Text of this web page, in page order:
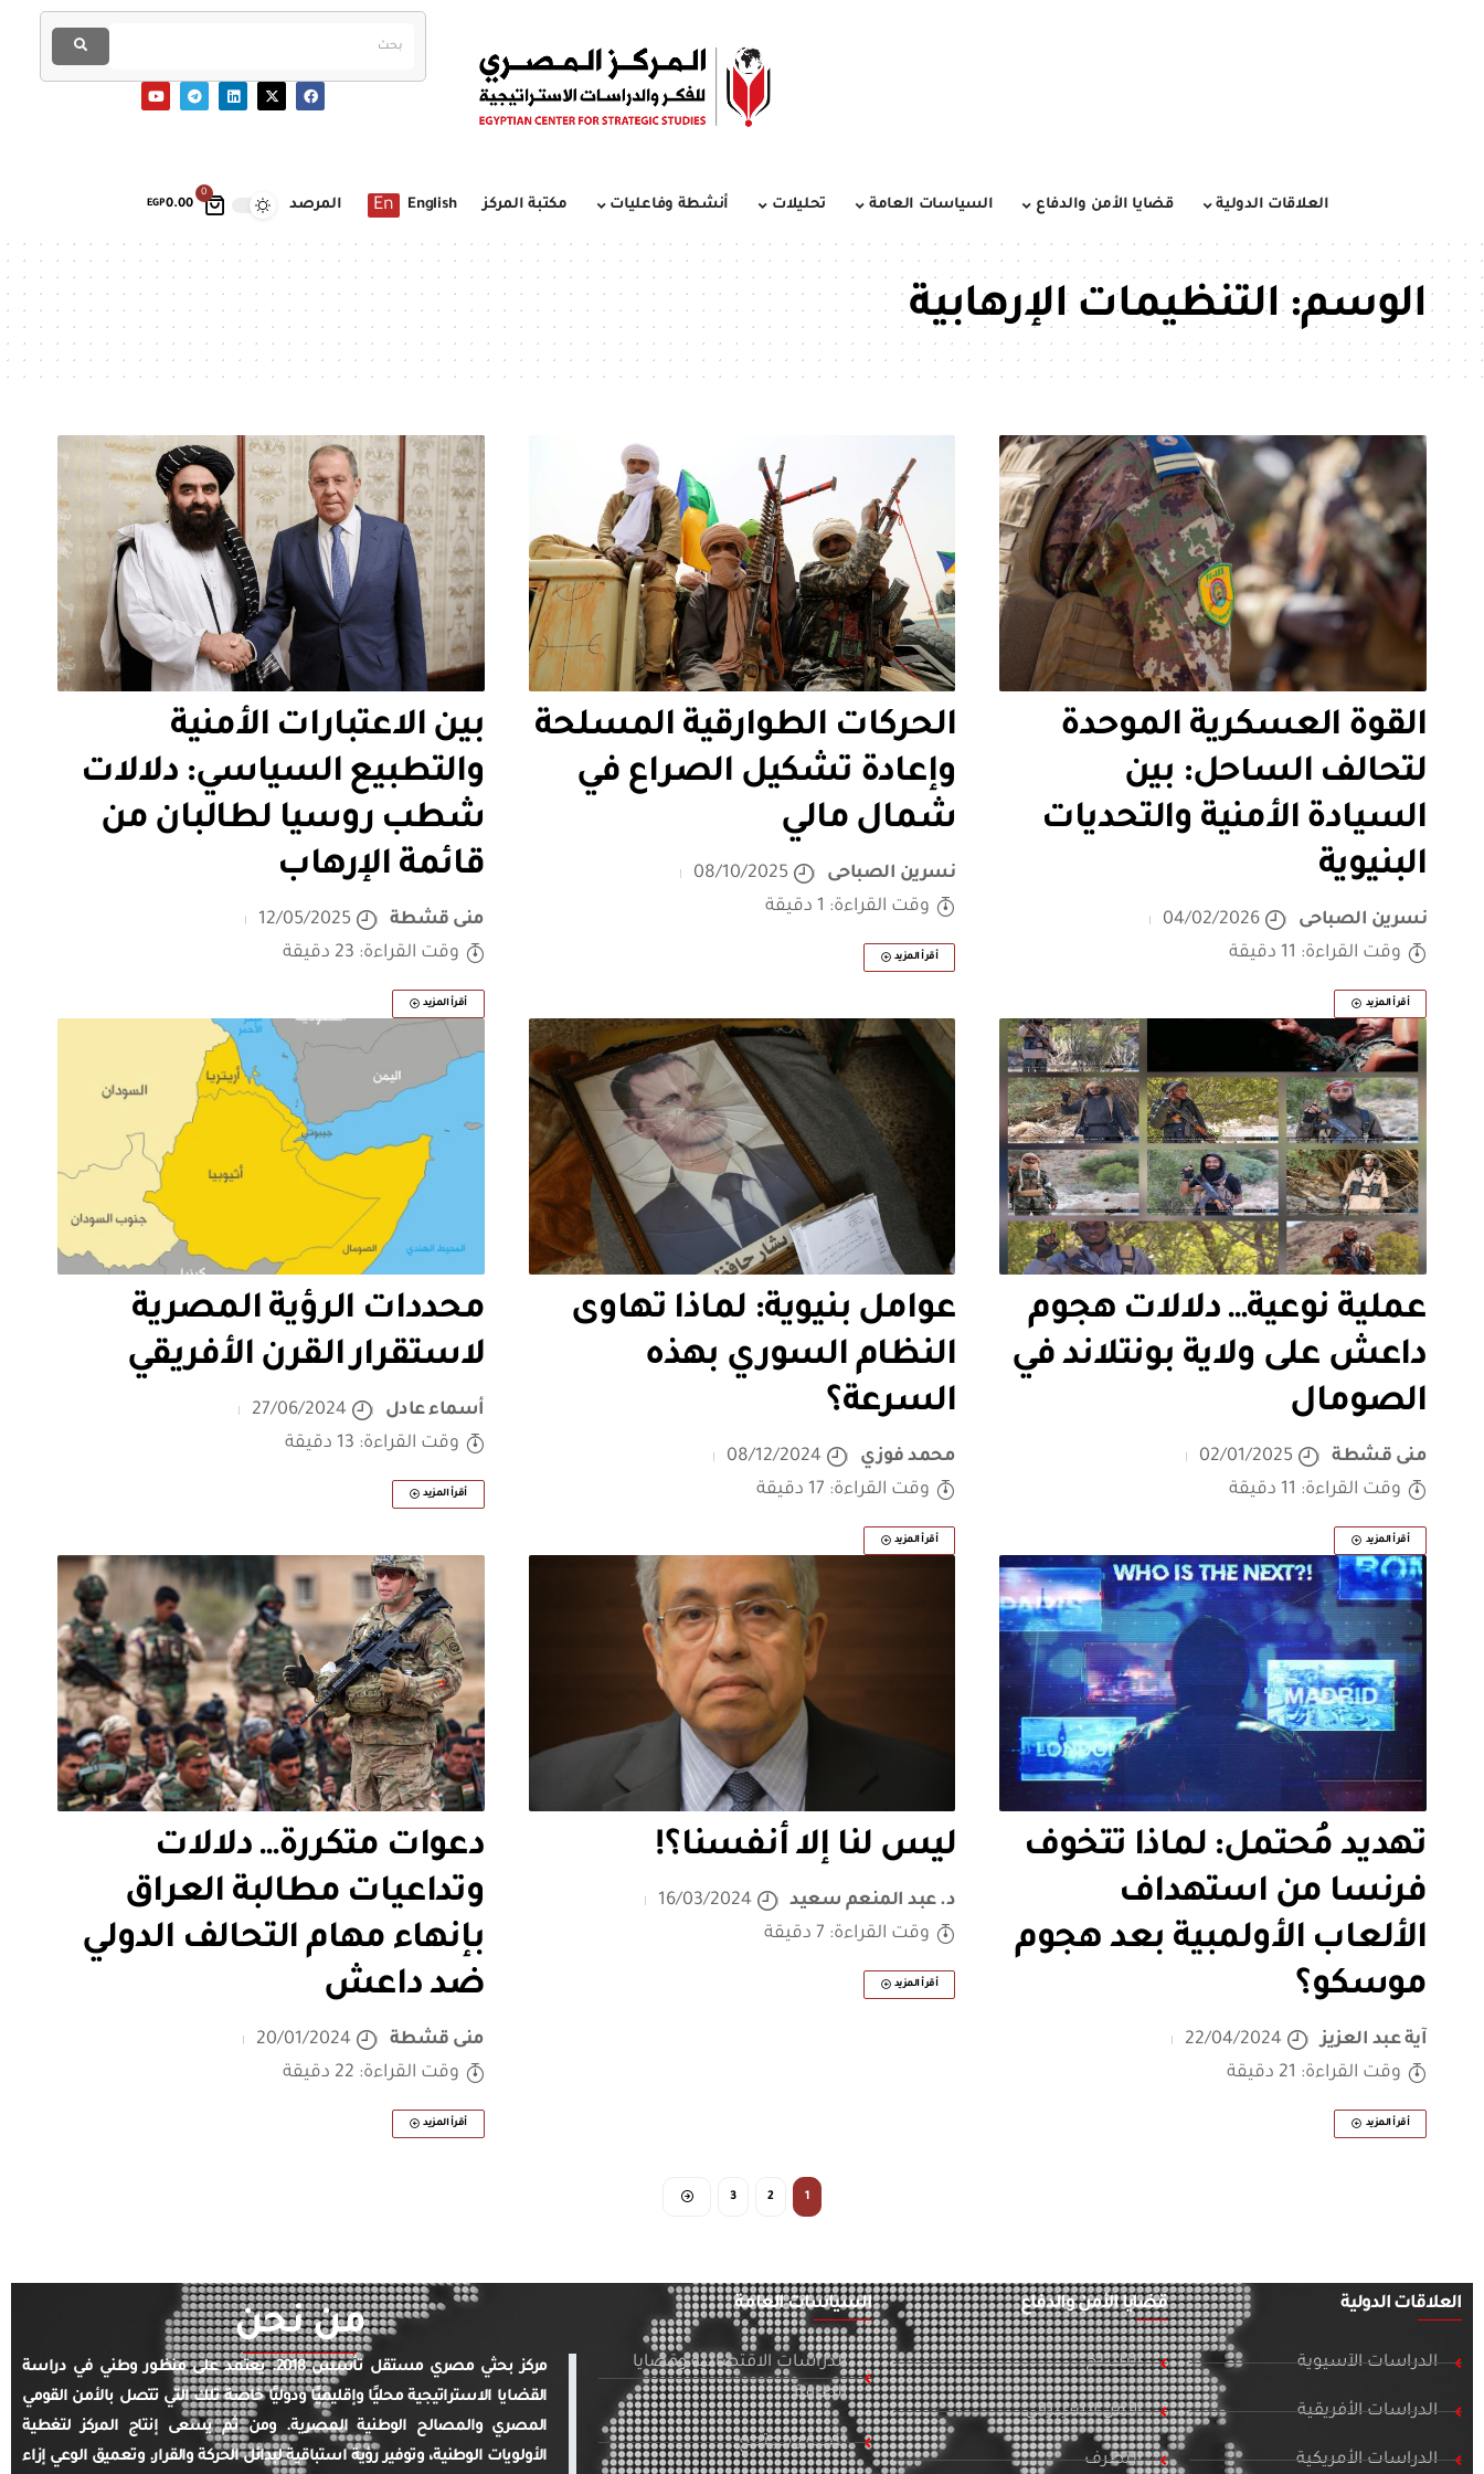
0
EGP0.00 العلاقات الدولية قضايا الأمن والدفاع السياسات العامة تحليلات أنشطة وفاعليات مكتبة المركز English
En المرصد
الوسم:التنظيمات الإرهابية
القوة العسكرية الموحدة
لتحالف الساحل: بين
السيادة الأمنية والتحديات
البنيوية
نسرين الصباحى
04/02/2026
وقت القراءة: 11 دقيقة
أقرأ المزيد
الحركات الطوارقية المسلحة
وإعادة تشكيل الصراع في
شمال مالي
نسرين الصباحى
08/10/2025
وقت القراءة: 1 دقيقة
أقرأ المزيد
بين الاعتبارات الأمنية
والتطبيع السياسي: دلالات
شطب روسيا لطالبان من
قائمة الإرهاب
منى قشطة
12/05/2025
وقت القراءة: 23 دقيقة
أقرأ المزيد
عملية نوعية… دلالات هجوم
داعش على ولاية بونتلاند في
الصومال
منى قشطة
02/01/2025
وقت القراءة: 11 دقيقة
أقرأ المزيد
عوامل بنيوية: لماذا تهاوى
النظام السوري بهذه
السرعة؟
محمد فوزي
08/12/2024
وقت القراءة: 17 دقيقة
أقرأ المزيد
محددات الرؤية المصرية
لاستقرار القرن الأفريقي
أسماء عادل
27/06/2024
وقت القراءة: 13 دقيقة
أقرأ المزيد
تهديد مُحتمل: لماذا تتخوف
فرنسا من استهداف
الألعاب الأولمبية بعد هجوم
موسكو؟
آية عبد العزيز
22/04/2024
وقت القراءة: 21 دقيقة
أقرأ المزيد
ليس لنا إلا أنفسنا؟!
د. عبد المنعم سعيد
16/03/2024
وقت القراءة: 7 دقيقة
أقرأ المزيد
دعوات متكررة… دلالات
وتداعيات مطالبة العراق
بإنهاء مهام التحالف الدولي
ضد داعش
منى قشطة
20/01/2024
وقت القراءة: 22 دقيقة
أقرأ المزيد
1
2
3
العلاقات الدولية
الدراسات الآسيوية
الدراسات الأفريقية
الدراسات الأمريكية
قضايا الأمن والدفاع
التسلح
الأمن السيبراني
التطرف
السياسات العامة
الدراسات الاقتصادية وقضايا
الطاقة
تنمية ومجتمع
من نحن
مركز بحثي مصري مستقل تأسس 2018. يعتمد على منظور وطني في دراسة
القضايا الاستراتيجية محليًا وإقليميًا ودوليًا خاصة تلك التي تتصل بالأمن القومي
المصري والمصالح الوطنية المصرية. ومن ثم يسعى إنتاج المركز لتغطية
الأولويات الوطنية، وتوفير رؤية استباقية لبدائل الحركة والقرار. وتعميق الوعي إزاء